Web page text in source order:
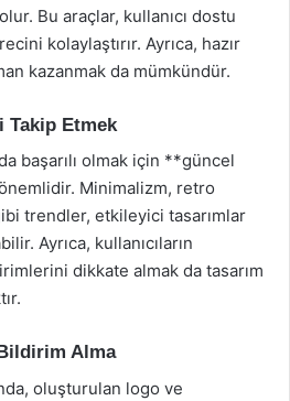
Bu araçlar, kullanıcı dostu
kolaylaştırır. Ayrıca, hazır
kazanmak da mümkündür.
Takip Etmek
başarılı olmak için **güncel
Minimalizm, retro
trendler, etkileyici tasarımlar
Ayrıca, kullanıcıların
dikkate almak da tasarım
Alma
oluşturulan logo ve